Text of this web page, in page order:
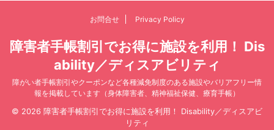
お問合せ Privacy Policy
障害者手帳割引でお得に施設を利用！ Dis
ability／ディスアビリティ
障がい者手帳割引やクーポンなど各種減免制度のある施設やバリアフリー情
報を掲載しています（身体障害者、精神福祉保健、療育手帳）
© 2026 障害者手帳割引でお得に施設を利用！ Disability／ディスアビ
リティ